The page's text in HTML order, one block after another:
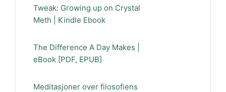
Tweak: Growing up on Crystal
Meth | Kindle Ebook
The Difference A Day Makes |
eBook [PDF, EPUB]
Meditasjoner over filosofiens